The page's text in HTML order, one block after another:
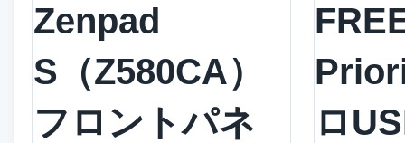
Zenpad
S（Z580CA）
フロントパネ
ロ